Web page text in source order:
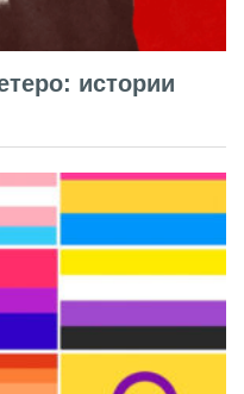
истории